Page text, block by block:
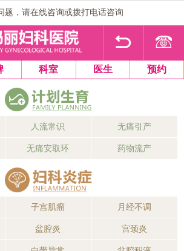
题，请在线咨询或拨打电话咨询
1 2 3 4
科室 医生 预约
人流常识 无痛引产
无痛安取环 药物流产
子宫肌瘤 月经不调
盆腔炎 宫颈炎